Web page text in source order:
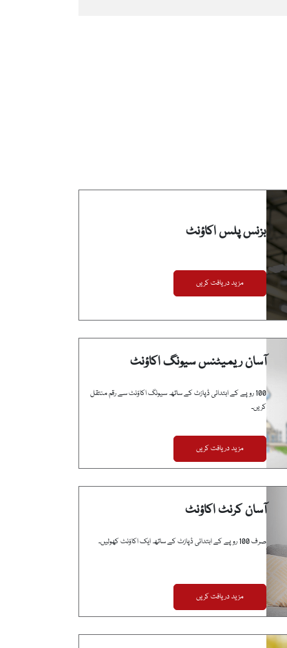
بزنس پلس اکاؤنٹ
مزید دریافت کریں
آسان ریمیٹنس سیونگ اکاؤنٹ
100 روپے کے ابتدائی ڈپازٹ کے ساتھ سیونگ اکاؤنٹ سے رقم منتقل
کریں۔
مزید دریافت کریں
آسان کرنٹ اکاؤنٹ
صرف 100 روپے کے ابتدائی ڈپازٹ کے ساتھ ایک اکاؤنٹ کھولیں۔
مزید دریافت کریں